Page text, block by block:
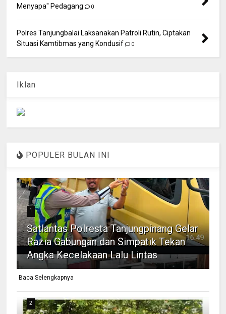
Menyapa" Pedagang
0
Polres Tanjungbalai Laksanakan Patroli Rutin, Ciptakan
Situasi Kamtibmas yang Kondusif
0
Iklan
POPULER BULAN INI
1
Satlantas Polresta Tanjungpinang Gelar
Razia Gabungan dan Simpatik Tekan
Angka Kecelakaan Lalu Lintas
Baca Selengkapnya
2